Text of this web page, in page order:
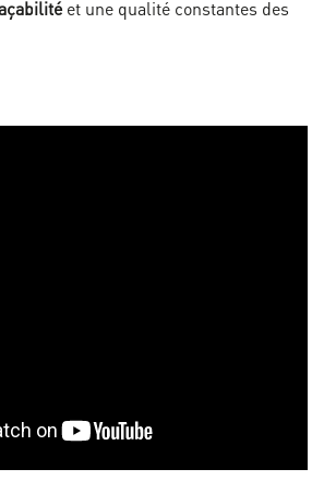
et une qualité constantes des